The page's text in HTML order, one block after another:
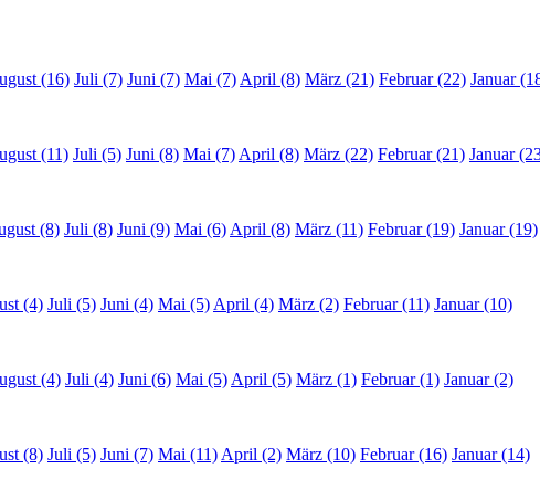
(16) Juli (7) Juni (7) Mai (7) April (8) März (21) Februar (22) Januar
(11) Juli (5) Juni (8) Mai (7) April (8) März (22) Februar (21) Januar
(8) Juli (8) Juni (9) Mai (6) April (8) März (11) Februar (19) Januar (19)
(4) Juli (5) Juni (4) Mai (5) April (4) März (2) Februar (11) Januar (10)
(4) Juli (4) Juni (6) Mai (5) April (5) März (1) Februar (1) Januar (2)
(8) Juli (5) Juni (7) Mai (11) April (2) März (10) Februar (16) Januar (14)